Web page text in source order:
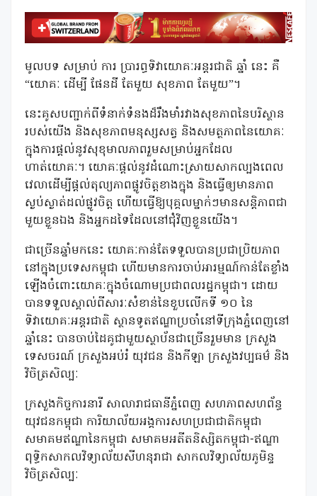
មូលបទ សម្រាប់ ការ ប្រារព្ធទិវាយោគៈអន្តរជាតិ ឆ្នាំ នេះ គឺ
“យោគៈ ដើម្បី ផែនដី តែមួយ សុខភាព តែមួយ”។
នេះគូសបញ្ជាក់ពីទំនាក់ទំនងដ៏រឹងមាំរវាងសុខភាពនៃបរិស្ថាន
របស់យើង និងសុខភាពមនុស្សសត្វ និងសមត្ថភាពនៃយោគៈ
ក្នុងការផ្តល់នូវសុខុមាលភាពរួមសម្រាប់អ្នកដែល
ហាត់យោគៈ។ យោគៈផ្តល់នូវដំណោះស្រាយសាកល្បងពេល
វេលាដើម្បីផ្តល់តុល្យភាពផ្លូវចិត្តខាងក្នុង និងធ្វើឲ្យមានភាព
ស្ងប់ស្ងាត់ដល់ផ្លូវចិត្ត ហើយធ្វើឱ្យបុគ្គលម្នាក់ៗមានសន្តិភាពជា
មួយខ្លួនឯង និងអ្នកដទៃដែលនៅជុំវិញខ្លួនយើង។
ជាច្រើនឆ្នាំមកនេះ យោគៈកាន់តែទទួលបានប្រជាប្រិយភាព
នៅក្នុងប្រទេសកម្ពុជា ហើយមានការចាប់អារម្មណ៍កាន់តែខ្លាំង
ឡើងចំពោះយោគៈក្នុងចំណោមប្រជាពលរដ្ឋកម្ពុជា។ ដោយ
បានទទួលស្គាល់ពីសារៈសំខាន់នៃខួបលើកទី ១០ នៃ
ទិវាយោគៈអន្តរជាតិ ស្ថានទូតឥណ្ឌាប្រចាំនៅទីក្រុងភ្នំពេញនៅ
ឆ្នាំនេះ បានចាប់ដៃគូជាមួយស្ថាប័នជាច្រើនរួមមាន ក្រសួង
ទេសចរណ៍ ក្រសួងអប់រំ យុវជន និងកីឡា ក្រសួងវប្បធម៌ និង
វិចិត្រសិល្បៈ
ក្រសួងកិច្ចការនារី សាលារាជធានីភ្នំពេញ សហភាពសហព័ន្ធ
យុវជនកម្ពុជា ការិយាល័យអង្គការសហប្រជាជាតិកម្ពុជា
សមាគមឥណ្ឌានៃកម្ពុជា សមាគមអតីតនិស្សិតកម្ពុជា-ឥណ្ឌា
ពុទ្ធិកសាកលវិទ្យាល័យសីហនុរាជា សាកលវិទ្យាល័យភូមិន្ទ
វិចិត្រសិល្បៈ